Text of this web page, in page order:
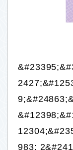
983;